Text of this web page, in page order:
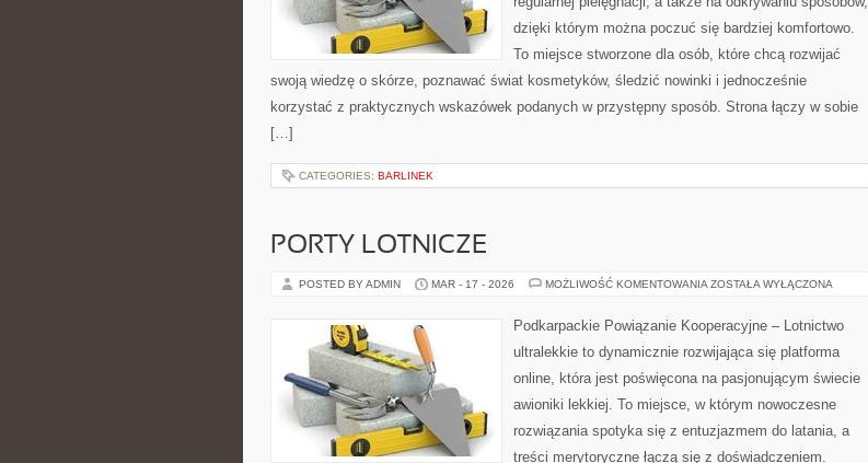
dzięki którym można poczuć się bardziej komfortowo.
To miejsce stworzone dla osób, które chcą rozwijać
swoją wiedzę o skórze, poznawać świat kosmetyków, śledzić nowinki i jednocześnie
korzystać z praktycznych wskazówek podanych w przystępny sposób. Strona łączy w sobie
[…]
CATEGORIES: BARLINEK
PORTY LOTNICZE
POSTED BY ADMIN MAR - 17 - 2026 MOŻLIWOŚĆ KOMENTOWANIA PORTY
ZOSTAŁA WYŁĄCZONA
Podkarpackie Powiązanie Kooperacyjne – Lotnictwo
ultralekkie to dynamicznie rozwijająca się platforma
online, która jest poświęcona na pasjonującym świecie
awioniki lekkiej. To miejsce, w którym nowoczesne
rozwiązania spotyka się z entuzjazmem do latania, a
treści merytoryczne łączą się z doświadczeniem.